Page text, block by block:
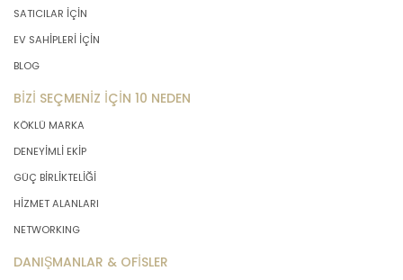
SATICILAR İÇİN
EV SAHİPLERİ İÇİN
BLOG
BİZİ SEÇMENİZ İÇİN 10 NEDEN
KÖKLÜ MARKA
DENEYİMLİ EKİP
GÜÇ BİRLİKTELİĞİ
HİZMET ALANLARI
NETWORKING
DANIŞMANLAR & OFİSLER